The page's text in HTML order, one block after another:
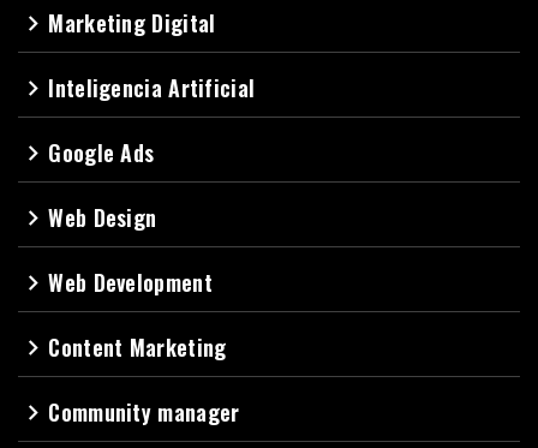
navigate_next Marketing Digital
navigate_next Inteligencia Artificial
navigate_next Google Ads
navigate_nextWeb Design
navigate_nextWeb Development
navigate_next Content Marketing
navigate_next Community manager